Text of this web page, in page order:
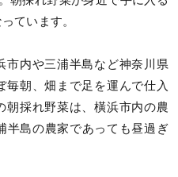
ています。
市内や三浦半島など神奈川県
毎朝、畑まで足を運んで仕入
朝採れ野菜は、橫浜市内の農
半島の農家であっても昼過ぎ